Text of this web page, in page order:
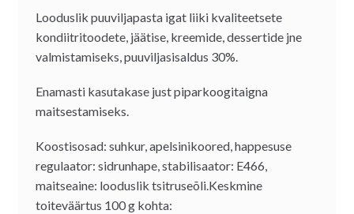
Looduslik puuviljapasta igat liiki kvaliteetsete
kondiitritoodete, jäätise, kreemide, dessertide jne
valmistamiseks, puuviljasisaldus 30%.
Enamasti kasutakase just piparkoogitaigna
maitsestamiseks.
Koostisosad: suhkur, apelsinikoored, happesuse
regulaator: sidrunhape, stabilisaator: E466,
maitseaine: looduslik tsitruseõli.Keskmine
toiteväärtus 100 g kohta: